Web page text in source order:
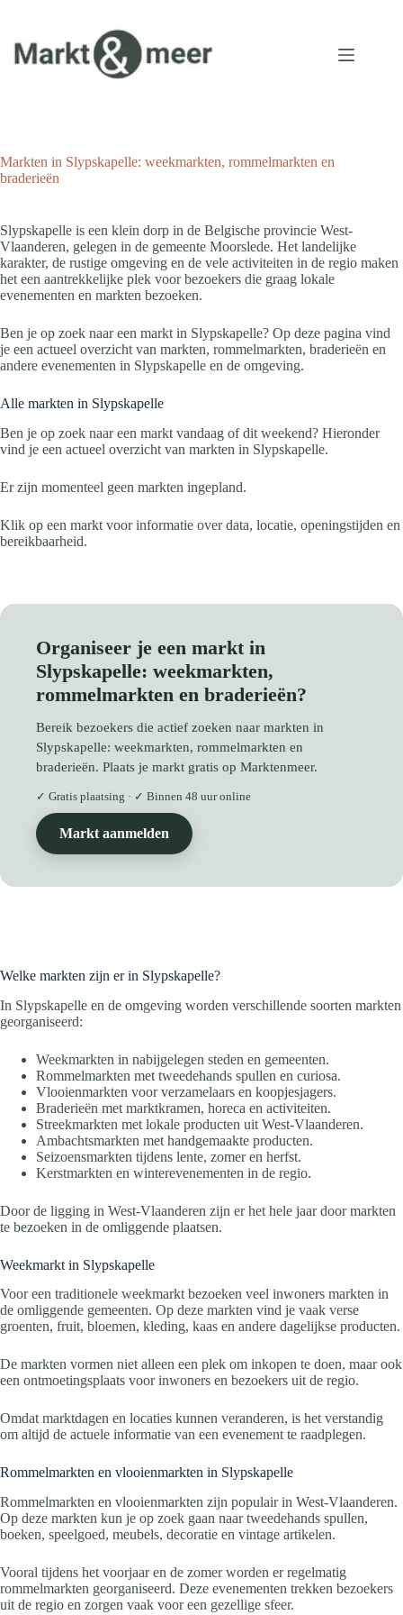
inhoud
Markten in Slypskapelle: weekmarkten, rommelmarkten en
braderieën
Slypskapelle is een klein dorp in de Belgische provincie West-
Vlaanderen, gelegen in de gemeente Moorslede. Het landelijke
karakter, de rustige omgeving en de vele activiteiten in de regio maken
het een aantrekkelijke plek voor bezoekers die graag lokale
evenementen en markten bezoeken.
Ben je op zoek naar een markt in Slypskapelle? Op deze pagina vind
je een actueel overzicht van markten, rommelmarkten, braderieën en
andere evenementen in Slypskapelle en de omgeving.
Alle markten in Slypskapelle
Ben je op zoek naar een markt vandaag of dit weekend? Hieronder
vind je een actueel overzicht van markten in Slypskapelle.
Er zijn momenteel geen markten ingepland.
Klik op een markt voor informatie over data, locatie, openingstijden en
bereikbaarheid.
Organiseer je een markt in
Slypskapelle: weekmarkten,
rommelmarkten en braderieën?
Bereik bezoekers die actief zoeken naar markten in
Slypskapelle: weekmarkten, rommelmarkten en
braderieën. Plaats je markt gratis op Marktenmeer.
✓ Gratis plaatsing · ✓ Binnen 48 uur online
Markt aanmelden
Welke markten zijn er in Slypskapelle?
In Slypskapelle en de omgeving worden verschillende soorten markten
georganiseerd:
Weekmarkten in nabijgelegen steden en gemeenten.
Rommelmarkten met tweedehands spullen en curiosa.
Vlooienmarkten voor verzamelaars en koopjesjagers.
Braderieën met marktkramen, horeca en activiteiten.
Streekmarkten met lokale producten uit West-Vlaanderen.
Ambachtsmarkten met handgemaakte producten.
Seizoensmarkten tijdens lente, zomer en herfst.
Kerstmarkten en winterevenementen in de regio.
Door de ligging in West-Vlaanderen zijn er het hele jaar door markten
te bezoeken in de omliggende plaatsen.
Weekmarkt in Slypskapelle
Voor een traditionele weekmarkt bezoeken veel inwoners markten in
de omliggende gemeenten. Op deze markten vind je vaak verse
groenten, fruit, bloemen, kleding, kaas en andere dagelijkse producten.
De markten vormen niet alleen een plek om inkopen te doen, maar ook
een ontmoetingsplaats voor inwoners en bezoekers uit de regio.
Omdat marktdagen en locaties kunnen veranderen, is het verstandig
om altijd de actuele informatie van een evenement te raadplegen.
Rommelmarkten en vlooienmarkten in Slypskapelle
Rommelmarkten en vlooienmarkten zijn populair in West-Vlaanderen.
Op deze markten kun je op zoek gaan naar tweedehands spullen,
boeken, speelgoed, meubels, decoratie en vintage artikelen.
Vooral tijdens het voorjaar en de zomer worden er regelmatig
rommelmarkten georganiseerd. Deze evenementen trekken bezoekers
uit de regio en zorgen vaak voor een gezellige sfeer.